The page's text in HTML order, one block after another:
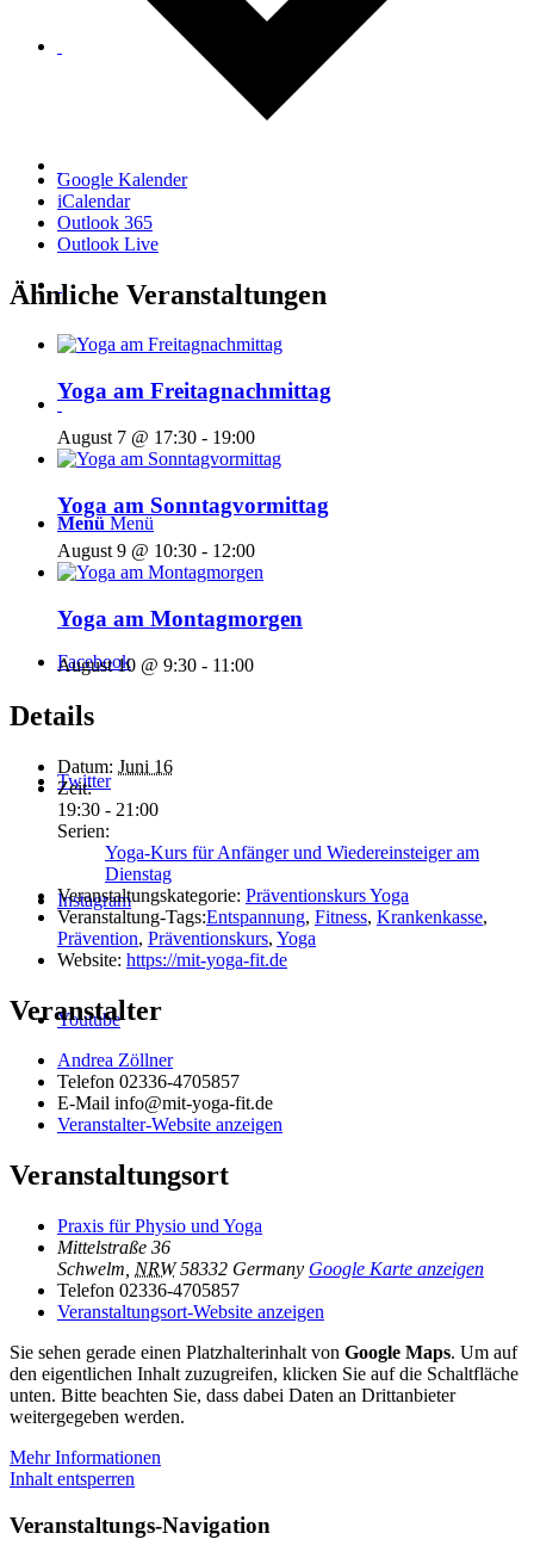
Menü Menü
Facebook
Twitter
Instagram
Youtube
Google Kalender
iCalendar
Outlook 365
Outlook Live
Ähnliche Veranstaltungen
Yoga am Freitagnachmittag
August 7 @ 17:30 - 19:00
Yoga am Sonntagvormittag
August 9 @ 10:30 - 12:00
Yoga am Montagmorgen
August 10 @ 9:30 - 11:00
Details
Datum: Juni 16
Zeit:
19:30 - 21:00
Serien:
Yoga-Kurs für Anfänger und Wiedereinsteiger am
Dienstag
Veranstaltungskategorie: Präventionskurs Yoga
Veranstaltung-Tags:Entspannung, Fitness, Krankenkasse,
Prävention, Präventionskurs, Yoga
Website: https://mit-yoga-fit.de
Veranstalter
Andrea Zöllner
Telefon 02336-4705857
E-Mail info@mit-yoga-fit.de
Veranstalter-Website anzeigen
Veranstaltungsort
Praxis für Physio und Yoga
Mittelstraße 36
Schwelm NRW 58332 Germany Google Karte anzeigen
Telefon 02336-4705857
Veranstaltungsort-Website anzeigen
Sie sehen gerade einen Platzhalterinhalt von Google Maps. Um auf
den eigentlichen Inhalt zuzugreifen, klicken Sie auf die Schaltfläche
unten. Bitte beachten Sie, dass dabei Daten an Drittanbieter
weitergegeben werden.
Mehr Informationen
Inhalt entsperren
Veranstaltungs-Navigation